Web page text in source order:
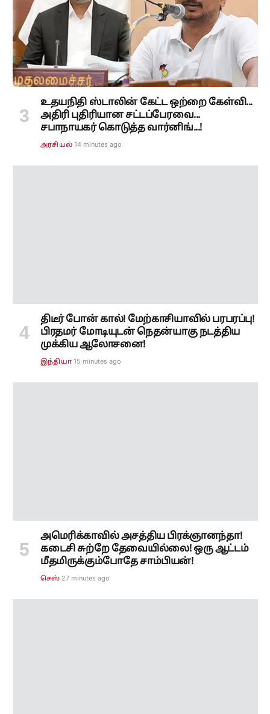
உதயநிதி ஸ்டாலின் கேட்ட ஒற்றை கேள்வி...
அதிரி புதிரியான சட்டப்பேரவை...
சபாநாயகர் கொடுத்த வார்னிங்...!
அரசியல் 14 minutes ago
திடீர் போன் கால்! மேற்காசியாவில் பரபரப்பு!
பிரதமர் மோடியுடன் நெதன்யாகு நடத்திய
முக்கிய ஆலோசனை!
இந்தியா 15 minutes ago
அமெரிக்காவில் அசத்திய பிரக்ஞானந்தா!
கடைசி சுற்றே தேவையில்லை! ஒரு ஆட்டம்
மீதமிருக்கும்போதே சாம்பியன்!
செஸ் 27 minutes ago